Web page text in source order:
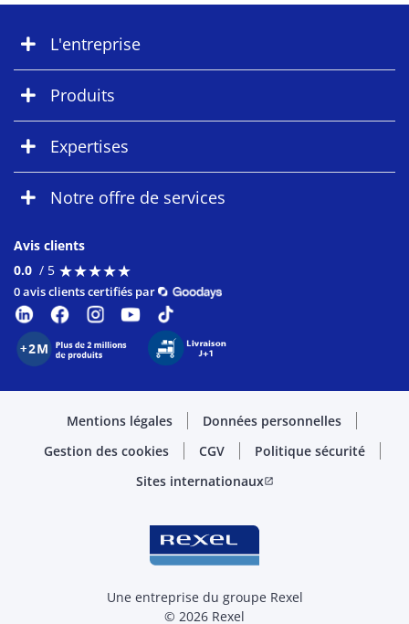
L'entreprise
Produits
Expertises
Notre offre de services
Avis clients
0.0 / 5 ★★★★★
★★★★★
0 avis clients certifiés par
Mentions légales
Données personnelles
Gestion des cookies
CGV
Politique sécurité
Sites internationauxopen_in_new
Une entreprise du groupe Rexel
© 2026 Rexel